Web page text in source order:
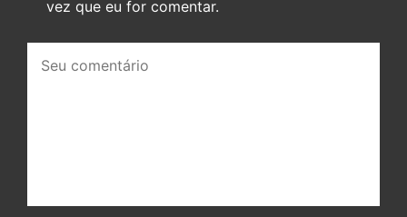
vez que eu for comentar.
comentário: